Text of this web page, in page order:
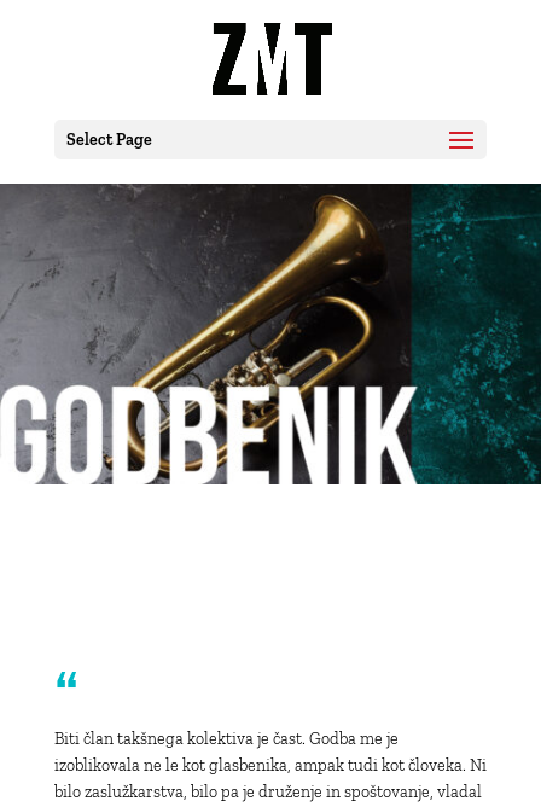
Select Page
“
Biti član takšnega kolektiva je čast. Godba me je
izoblikovala ne le kot glasbenika, ampak tudi kot človeka. Ni
bilo zaslužkarstva, bilo pa je druženje in spoštovanje, vladal